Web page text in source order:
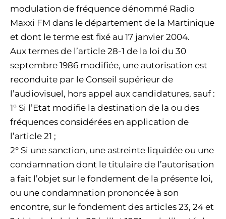
modulation de fréquence dénommé Radio
Maxxi FM dans le département de la Martinique
et dont le terme est fixé au 17 janvier 2004.
Aux termes de l’article 28-1 de la loi du 30
septembre 1986 modifiée, une autorisation est
reconduite par le Conseil supérieur de
l’audiovisuel, hors appel aux candidatures, sauf :
1° Si l’Etat modifie la destination de la ou des
fréquences considérées en application de
l’article 21 ;
2° Si une sanction, une astreinte liquidée ou une
condamnation dont le titulaire de l’autorisation
a fait l’objet sur le fondement de la présente loi,
ou une condamnation prononcée à son
encontre, sur le fondement des articles 23, 24 et